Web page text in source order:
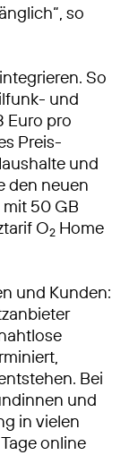
so
So
und
Euro pro
Preis-
und
den neuen
50 GB
O2 Home
und Kunden:
Bei
und
in vielen
online